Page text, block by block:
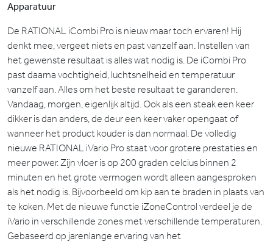
Apparatuur
De RATIONAL iCombi Pro is nieuw maar toch ervaren! Hij
denkt mee, vergeet niets en past vanzelf aan. Instellen van
het gewenste resultaat is alles wat nodig is. De iCombi Pro
past daarna vochtigheid, luchtsnelheid en temperatuur
vanzelf aan. Alles om het beste resultaat te garanderen.
Vandaag, morgen, eigenlijk altijd. Ook als een steak een keer
dikker is dan anders, de deur een keer vaker opengaat of
wanneer het product kouder is dan normaal. De volledig
nieuwe RATIONAL iVario Pro staat voor grotere prestaties en
meer power. Zijn vloer is op 200 graden celcius binnen 2
minuten en het grote vermogen wordt alleen aangesproken
als het nodig is. Bijvoorbeeld om kip aan te braden in plaats van
te koken. Met de nieuwe functie iZoneControl verdeel je de
iVario in verschillende zones met verschillende temperaturen.
Gebaseerd op jarenlange ervaring van het